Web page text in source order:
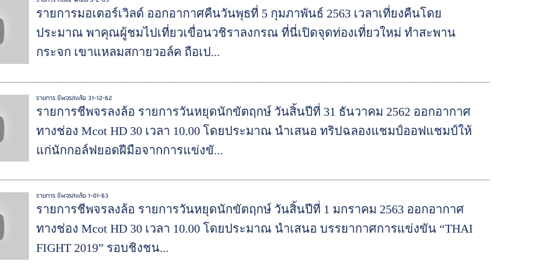
รายการมอเตอร์เวิลด์ ออกอากาศคืนวันพุธที่ 5 กุมภาพันธ์ 2563 เวลาเที่ยงคืนโดย
ประมาณ พาคุณผู้ชมไปเที่ยวเขื่อนวชิราลงกรณ ที่นี่เปิดจุดท่องเที่ยวใหม่ ทำสะพาน
กระจก เขาแหลมสกายวอล์ค ถือเป...
รายการ ชีพจรลงล้อ 31-12-62
รายการชีพจรลงล้อ รายการวันหยุดนักขัตฤกษ์ วันสิ้นปีที่ 31 ธันวาคม 2562 ออกอากาศ
ทางช่อง Mcot HD 30 เวลา 10.00 โดยประมาณ นำเสนอ ทริปฉลองแชมป์ออฟแชมป์ให้
แก่นักกอล์ฟยอดฝีมือจากการแข่งขั...
รายการ ชีพจรลงล้อ 1-01-63
รายการชีพจรลงล้อ รายการวันหยุดนักขัตฤกษ์ วันสิ้นปีที่ 1 มกราคม 2563 ออกอากาศ
ทางช่อง Mcot HD 30 เวลา 10.00 โดยประมาณ นำเสนอ บรรยากาศการแข่งขัน “THAI
FIGHT 2019” รอบชิงชน...